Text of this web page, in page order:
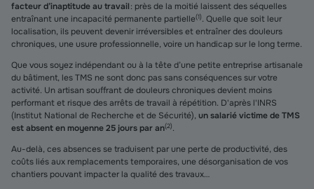
facteur d’inaptitude au travail: près de la moitié laissent des séquelles
entraînant une incapacité permanente partielle(1). Quelle que soit leur
localisation, ils peuvent devenir irréversibles et entraîner des douleurs
chroniques, une usure professionnelle, voire un handicap sur le long terme.
Que vous soyez indépendant ou à la tête d’une petite entreprise artisanale
du bâtiment, les TMS ne sont donc pas sans conséquences sur votre
activité. Un artisan souffrant de douleurs chroniques devient moins
performant et risque des arrêts de travail à répétition. D'après l'INRS
(Institut National de Recherche et de Sécurité), un salarié victime de TMS
est absent en moyenne 25 jours par an(2).
Au-delà, ces absences se traduisent par une perte de productivité, des
coûts liés aux remplacements temporaires, une désorganisation de vos
chantiers pouvant impacter la qualité des travaux…